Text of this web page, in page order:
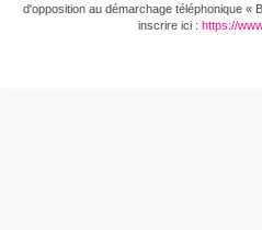
d'opposition au démarchage téléphonique «
inscrire ici : https://